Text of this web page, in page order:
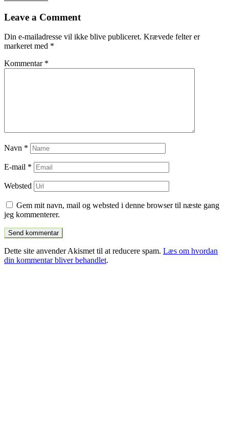
til
Leave a Comment
Din e-mailadresse vil ikke blive publiceret. Krævede felter er
markeret med *
Kommentar *
Navn *
E-mail *
Websted
Gem mit navn, mail og websted i denne browser til næste gang
jeg kommenterer.
Dette site anvender Akismet til at reducere spam. Læs om hvordan
din kommentar bliver behandlet.